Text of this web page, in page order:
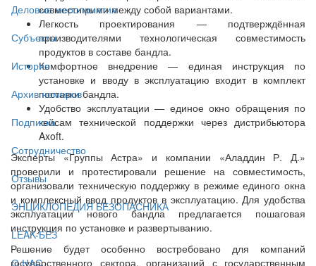
Деловые мероприятия
Субъекты
История
Архив номеров
Подписка
Сотрудничество
Отзывы
ЭНЦИКЛОПЕДИЯ БЕЗОПАСНИКА
LEAK-БЕЗ
О НАС
совместимыми между собой вариантами.
Легкость проектирования — подтверждённая
производителями технологическая совместимость
продуктов в составе бандла.
Комфортное внедрение — единая инструкция по
установке и вводу в эксплуатацию входит в комплект
поставки бандла.
Удобство эксплуатации — единое окно обращения по
кейсам технической поддержки через дистрибьютора
Axoft.
Эксперты «Группы Астра» и компании «Аладдин Р. Д.»
проверили и протестировали решение на совместимость,
организовали техническую поддержку в режиме единого окна
и комплексный ввод продуктов в эксплуатацию. Для удобства
эксплуатации нового бандла предлагается пошаговая
инструкция по установке и развертыванию.
Решение будет особенно востребовано для компаний
государственного сектора, организаций с государственным